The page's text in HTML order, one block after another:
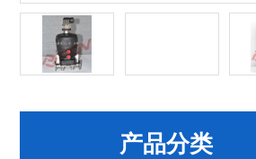
产品分类